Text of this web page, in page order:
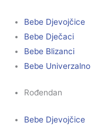
Bebe Djevojčice
Bebe Dječaci
Bebe Blizanci
Bebe Univerzalno
Rođendan
Bebe Djevojčice